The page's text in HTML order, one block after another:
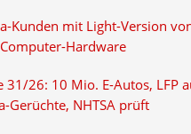
Kunden mit Light-Version
Hardware
31/26: 10 Mio. E-Autos, LFP
Gerüchte, NHTSA prüft